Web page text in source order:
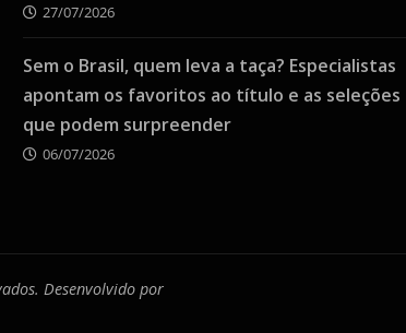
27/07/2026
Sem o Brasil, quem leva a taça? Especialistas
apontam os favoritos ao título e as seleções
que podem surpreender
06/07/2026
Desenvolvido por